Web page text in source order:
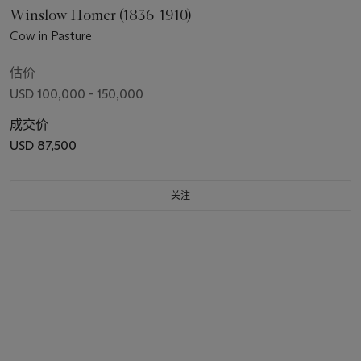
Winslow Homer (1836-1910)
Cow in Pasture
估价
USD 100,000 - 150,000
成交价
USD 87,500
关注